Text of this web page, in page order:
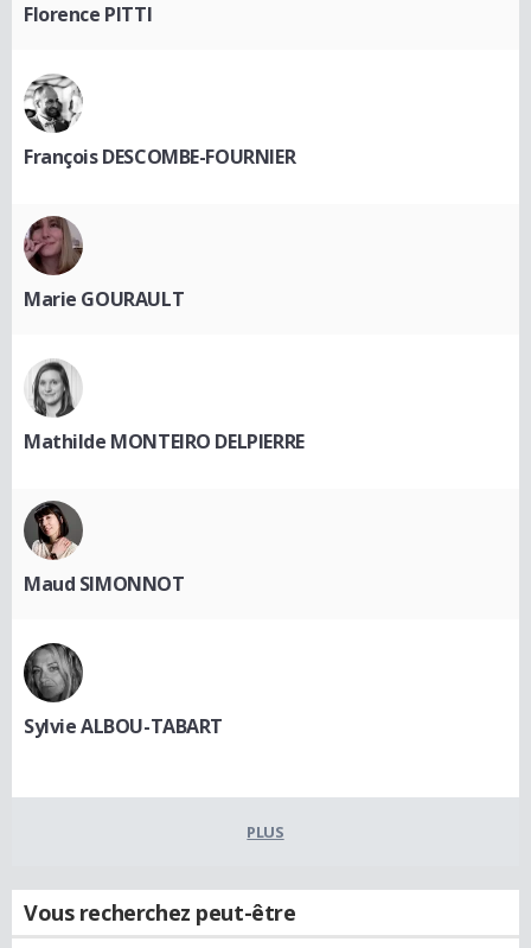
Florence PITTI
François DESCOMBE-FOURNIER
Marie GOURAULT
Mathilde MONTEIRO DELPIERRE
Maud SIMONNOT
Sylvie ALBOU-TABART
PLUS
Vous recherchez peut-être